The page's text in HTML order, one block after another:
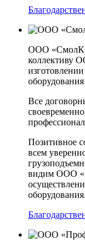
ООО
коллективу
Все
Позитивное
всем
видим ООО
оборудования.